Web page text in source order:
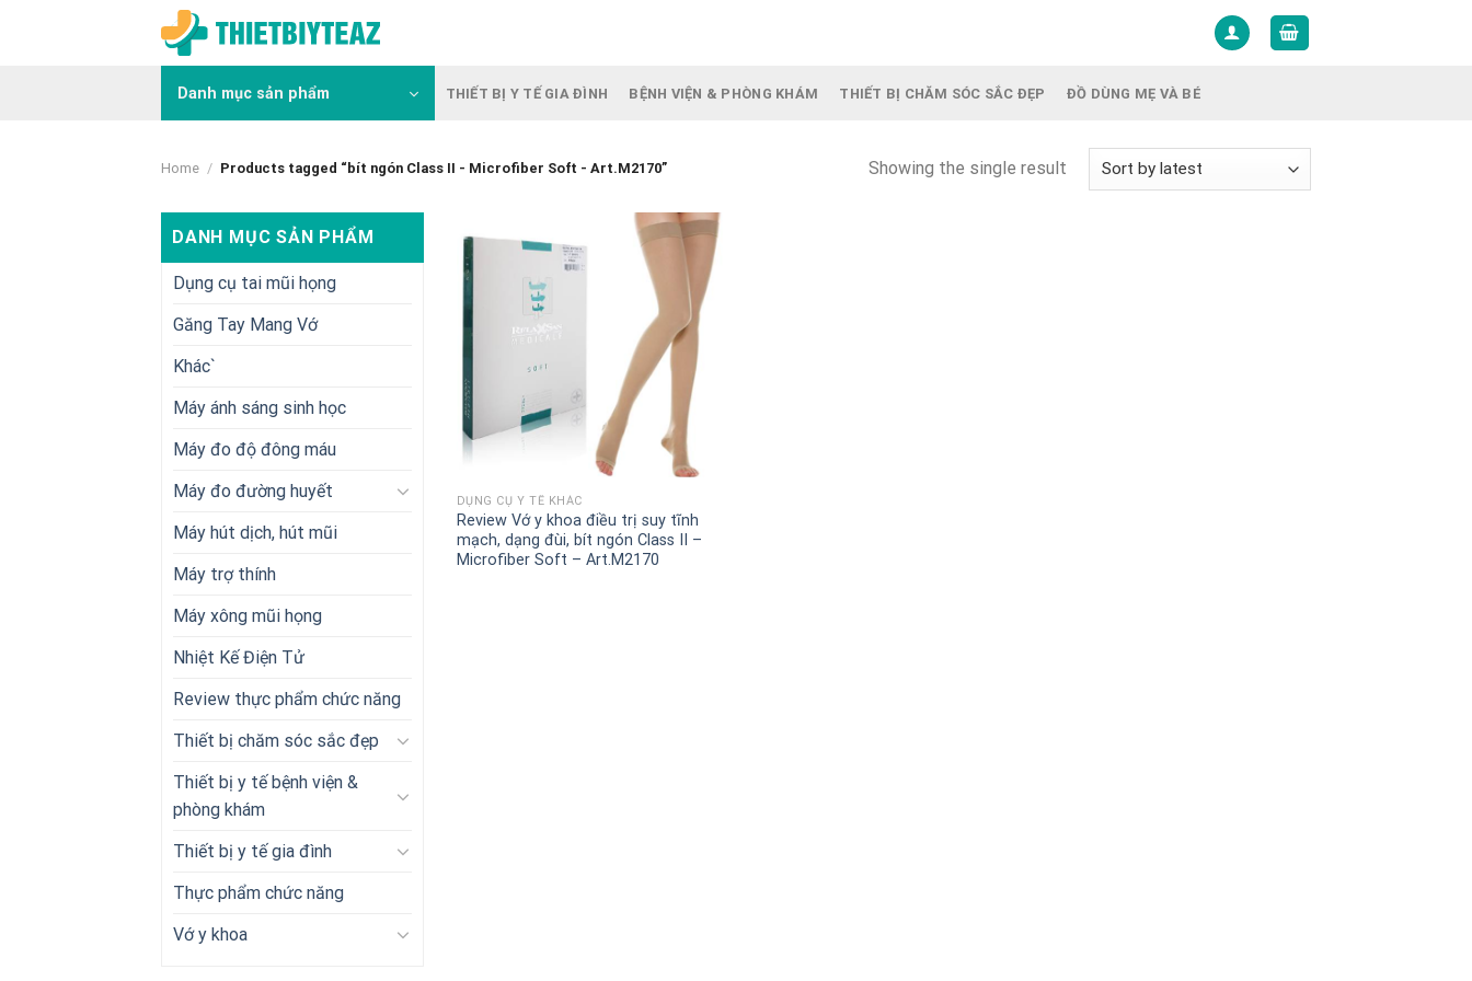
Danh mục sản phẩm THIẾT BỊ Y TẾ GIA ĐÌNH BỆNH VIỆN & PHÒNG KHÁM THIẾT BỊ CHĂM SÓC SẮC ĐẸP ĐỒ DÙNG MẸ VÀ BÉ
Home / Products tagged “bít ngón Class II - Microfiber Soft - Art.M2170” Showing the single result
DANH MỤC SẢN PHẨM
Dụng cụ tai mũi họng
Găng Tay Mang Vớ
Khác`
Máy ánh sáng sinh học
Máy đo độ đông máu
Máy đo đường huyết
Máy hút dịch, hút mũi
Máy trợ thính
Máy xông mũi họng
Nhiệt Kế Điện Tử
Review thực phẩm chức năng
Thiết bị chăm sóc sắc đẹp
Thiết bị y tế bệnh viện &
phòng khám
Thiết bị y tế gia đình
Thực phẩm chức năng
Vớ y khoa
DỤNG CỤ Y TẾ KHÁC
Review Vớ y khoa điều trị suy tĩnh
mạch, dạng đùi, bít ngón Class II –
Microfiber Soft – Art.M2170